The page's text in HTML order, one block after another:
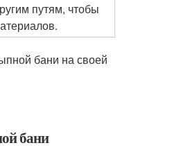
путям, чтобы
бани на своей
бани